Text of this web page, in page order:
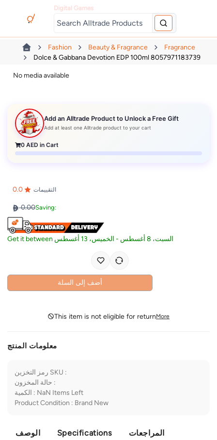
Digital Games
Fashion Beauty & Fragrance
Fragrance
Dolce & Gabbana Devotion EDP 100ml 8057971183739
No media available
Add an Alltrade Product to Unlock a Free Gift
Add at least one Alltrade product to your cart
0 AED in Cart
0.0 التقييمات
0.00Saving:
Get it between السبت، 8 أغسطس - الخميس، 13 أغسطس
أضف إلى السلة
This item is not eligible for returnMore
معلومات المنتج
رمز التخزين SKU :
حالة المخزون :
الكمية : NaN Items Left
Product Condition : Brand New
الوصف Specifications المراجعات